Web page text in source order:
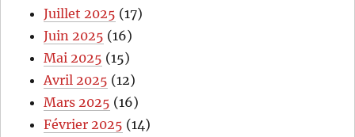
Juillet 2025 (17)
Juin 2025 (16)
Mai 2025 (15)
Avril 2025 (12)
Mars 2025 (16)
Février 2025 (14)